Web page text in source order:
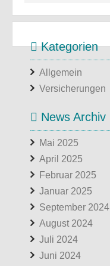
Kategorien
Allgemein
Versicherungen
News Archiv
Mai 2025
April 2025
Februar 2025
Januar 2025
September 2024
August 2024
Juli 2024
Juni 2024